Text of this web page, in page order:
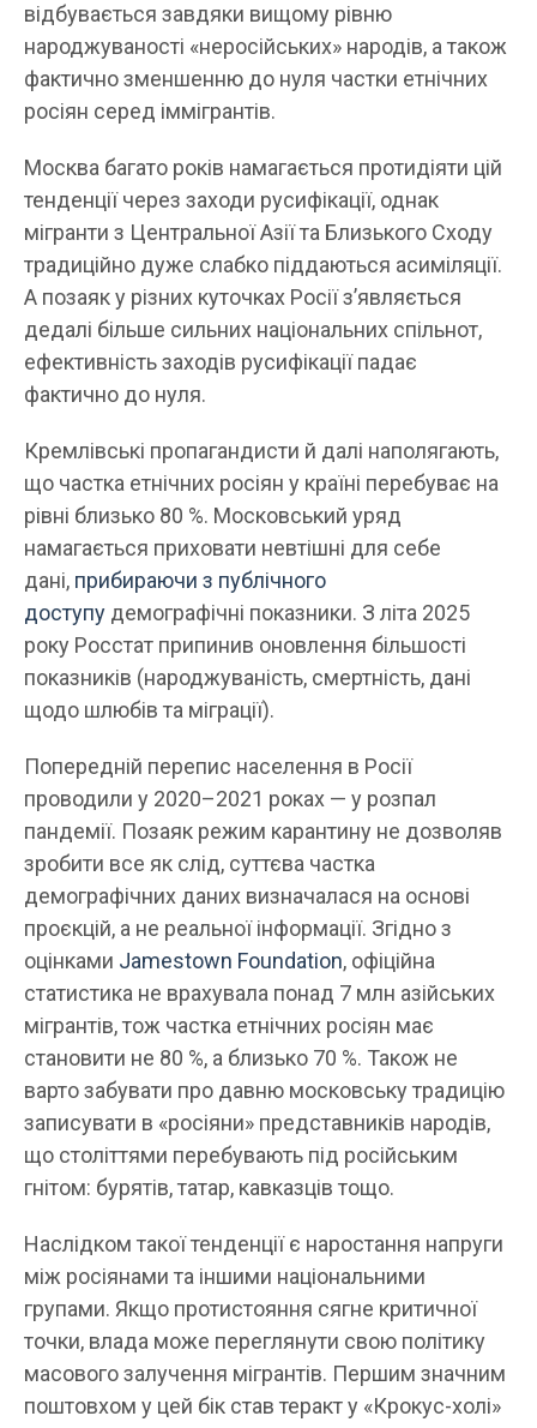
відбувається завдяки вищому рівню
народжуваності «неросійських» народів, а також
фактично зменшенню до нуля частки етнічних
росіян серед іммігрантів.
Москва багато років намагається протидіяти цій
тенденції через заходи русифікації, однак
мігранти з Центральної Азії та Близького Сходу
традиційно дуже слабко піддаються асиміляції.
А позаяк у різних куточках Росії з’являється
дедалі більше сильних національних спільнот,
ефективність заходів русифікації падає
фактично до нуля.
Кремлівські пропагандисти й далі наполягають,
що частка етнічних росіян у країні перебуває на
рівні близько 80 %. Московський уряд
намагається приховати невтішні для себе
дані, прибираючи з публічного
доступу демографічні показники. З літа 2025
року Росстат припинив оновлення більшості
показників (народжуваність, смертність, дані
щодо шлюбів та міграції).
Попередній перепис населення в Росії
проводили у 2020–2021 роках — у розпал
пандемії. Позаяк режим карантину не дозволяв
зробити все як слід, суттєва частка
демографічних даних визначалася на основі
проєкцій, а не реальної інформації. Згідно з
оцінками Jamestown Foundation, офіційна
статистика не врахувала понад 7 млн азійських
мігрантів, тож частка етнічних росіян має
становити не 80 %, а близько 70 %. Також не
варто забувати про давню московську традицію
записувати в «росіяни» представників народів,
що століттями перебувають під російським
гнітом: бурятів, татар, кавказців тощо.
Наслідком такої тенденції є наростання напруги
між росіянами та іншими національними
групами. Якщо протистояння сягне критичної
точки, влада може переглянути свою політику
масового залучення мігрантів. Першим значним
поштовхом у цей бік став теракт у «Крокус-холі»